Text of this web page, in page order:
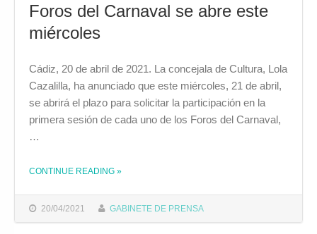
Foros del Carnaval se abre este
miércoles
20/04/2021 GABINETE DE PRENSA
Cádiz, 20 de abril de 2021. La concejala de Cultura, Lola
Cazalilla, ha anunciado que este miércoles, 21 de abril,
se abrirá el plazo para solicitar la participación en la
primera sesión de cada uno de los Foros del Carnaval,
…
CONTINUE READING THE "EL PLAZO DE INSCRIPCIÓN PARA PARTICIPAR EN LA PRIMERA CITA DE LOS FOROS DEL CARNAVAL SE ABRE ESTE MIÉRCOLES"
»